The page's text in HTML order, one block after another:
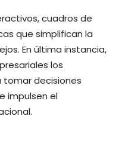
cuadros de
que simplifican la
En última instancia,
los
tomar decisiones
impulsen el